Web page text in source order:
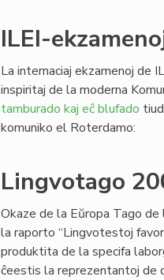
ILEI-
La internaciaj ekzamenoj de
inspiritaj de la moderna
tamburado kaj eĉ blufado
komuniko el Roterdamo:
Lingvotago
Okaze de la Eŭropa Tago
la raporto “Lingvotestoj
produktita de la specifa
ĉeestis la reprezentantoj de